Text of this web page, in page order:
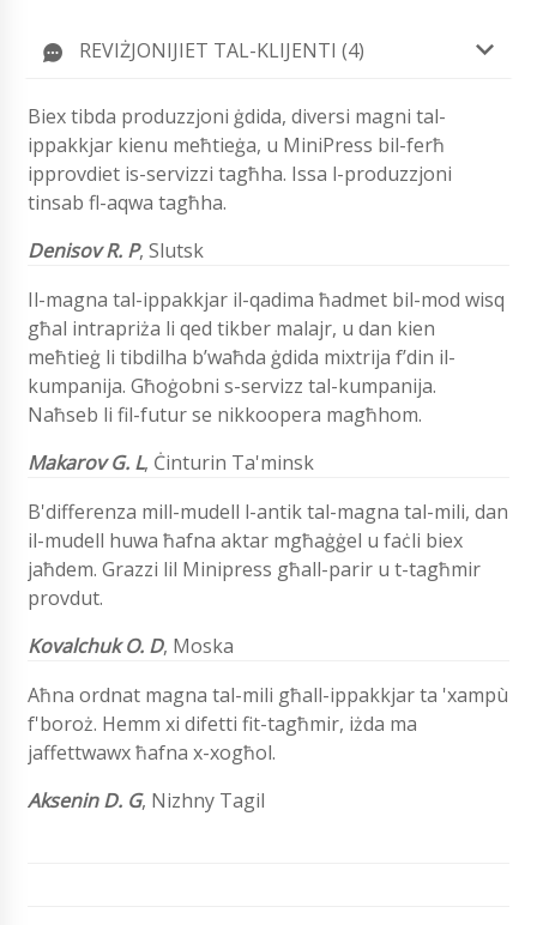
REVIŻJONIJIET TAL-KLIJENTI (4)
Biex tibda produzzjoni ġdida, diversi magni tal-
ippakkjar kienu meħtieġa, u MiniPress bil-ferħ
ipprovdiet is-servizzi tagħha. Issa l-produzzjoni
tinsab fl-aqwa tagħha.
Denisov R. P, Slutsk
Il-magna tal-ippakkjar il-qadima ħadmet bil-mod wisq
għal intrapriża li qed tikber malajr, u dan kien
meħtieġ li tibdilha b’waħda ġdida mixtrija f’din il-
kumpanija. Għoġobni s-servizz tal-kumpanija.
Naħseb li fil-futur se nikkoopera magħhom.
Makarov G. L, Ċinturin Ta'minsk
B'differenza mill-mudell l-antik tal-magna tal-mili, dan
il-mudell huwa ħafna aktar mgħaġġel u faċli biex
jaħdem. Grazzi lil Minipress għall-parir u t-tagħmir
provdut.
Kovalchuk O. D, Moska
Aħna ordnat magna tal-mili għall-ippakkjar ta 'xampù
f'boroż. Hemm xi difetti fit-tagħmir, iżda ma
jaffettwawx ħafna x-xogħol.
Aksenin D. G, Nizhny Tagil